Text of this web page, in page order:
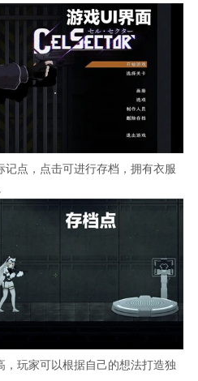
记点，点击可进行存档，拥有衣服
，玩家可以根据自己的想法打造独